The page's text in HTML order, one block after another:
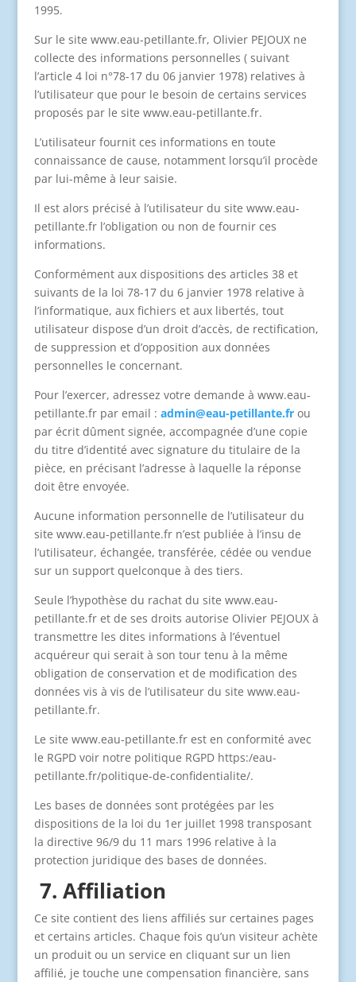
1995.
Sur le site www.eau-petillante.fr, Olivier PEJOUX ne
collecte des informations personnelles ( suivant
l’article 4 loi n°78-17 du 06 janvier 1978) relatives à
l’utilisateur que pour le besoin de certains services
proposés par le site www.eau-petillante.fr.
L’utilisateur fournit ces informations en toute
connaissance de cause, notamment lorsqu’il procède
par lui-même à leur saisie.
Il est alors précisé à l’utilisateur du site www.eau-
petillante.fr l’obligation ou non de fournir ces
informations.
Conformément aux dispositions des articles 38 et
suivants de la loi 78-17 du 6 janvier 1978 relative à
l’informatique, aux fichiers et aux libertés, tout
utilisateur dispose d’un droit d’accès, de rectification,
de suppression et d’opposition aux données
personnelles le concernant.
Pour l’exercer, adressez votre demande à www.eau-
petillante.fr par email : admin@eau-petillante.frou
par écrit dûment signée, accompagnée d’une copie
du titre d’identité avec signature du titulaire de la
pièce, en précisant l’adresse à laquelle la réponse
doit être envoyée.
Aucune information personnelle de l’utilisateur du
site www.eau-petillante.fr n’est publiée à l’insu de
l’utilisateur, échangée, transférée, cédée ou vendue
sur un support quelconque à des tiers.
Seule l’hypothèse du rachat du site www.eau-
petillante.fr et de ses droits autorise Olivier PEJOUX à
transmettre les dites informations à l’éventuel
acquéreur qui serait à son tour tenu à la même
obligation de conservation et de modification des
données vis à vis de l’utilisateur du site www.eau-
petillante.fr.
Le site www.eau-petillante.fr est en conformité avec
le RGPD voir notre politique RGPD https:/eau-
petillante.fr/politique-de-confidentialite/.
Les bases de données sont protégées par les
dispositions de la loi du 1er juillet 1998 transposant
la directive 96/9 du 11 mars 1996 relative à la
protection juridique des bases de données.
7. Affiliation
Ce site contient des liens affiliés sur certaines pages
et certains articles. Chaque fois qu’un visiteur achète
un produit ou un service en cliquant sur un lien
affilié, je touche une compensation financière, sans